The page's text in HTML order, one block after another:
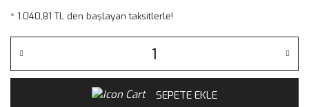
* 1.040,81 TL den başlayan taksitlerle!
SEPETE EKLE